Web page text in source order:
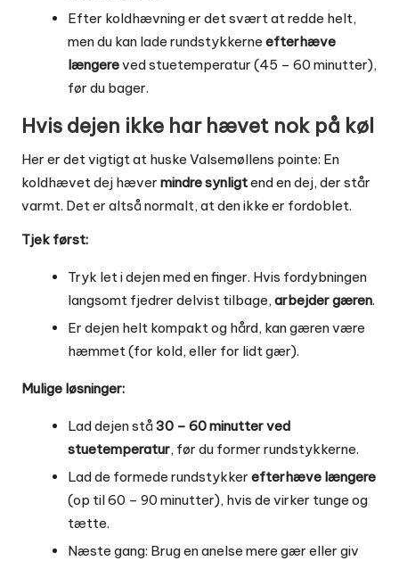
Efter koldhævning er det svært at redde helt,
men du kan lade rundstykkerne efterhæve
længereved stuetemperatur (45 – 60 minutter),
før du bager.
Hvis dejen ikke har hævet nok på køl
Her er det vigtigt at huske Valsemøllens pointe: En
koldhævet dej hæver mindre synligtend en dej, der står
varmt. Det er altså normalt, at den ikke er fordoblet.
Tjek først:
Tryk let i dejen med en finger. Hvis fordybningen
langsomt fjedrer delvist tilbage, arbejder gæren.
Er dejen helt kompakt og hård, kan gæren være
hæmmet (for kold, eller for lidt gær).
Mulige løsninger:
Lad dejen stå30 – 60 minutter ved
stuetemperatur, før du former rundstykkerne.
Lad de formede rundstykker efterhæve længere
(op til 60 – 90 minutter), hvis de virker tunge og
tætte.
Næste gang: Brug en anelse mere gær eller giv